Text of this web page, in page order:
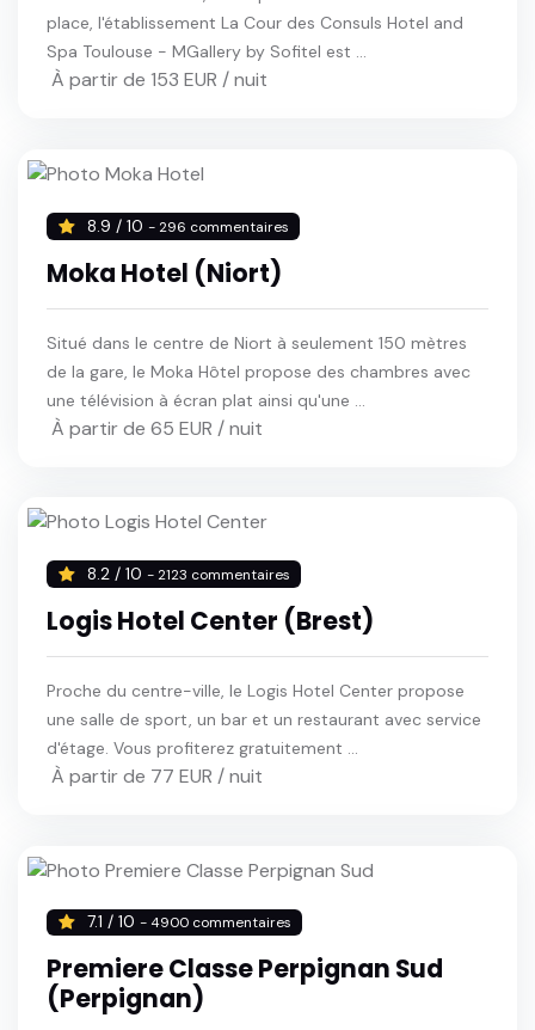
place, l'établissement La Cour des Consuls Hotel and
Spa Toulouse - MGallery by Sofitel est ...
À partir de 153 EUR / nuit
8.9 / 10 - 296 commentaires
Moka Hotel (Niort)
Situé dans le centre de Niort à seulement 150 mètres
de la gare, le Moka Hôtel propose des chambres avec
une télévision à écran plat ainsi qu'une ...
À partir de 65 EUR / nuit
8.2 / 10 - 2123 commentaires
Logis Hotel Center (Brest)
Proche du centre-ville, le Logis Hotel Center propose
une salle de sport, un bar et un restaurant avec service
d'étage. Vous profiterez gratuitement ...
À partir de 77 EUR / nuit
7.1 / 10 - 4900 commentaires
Premiere Classe Perpignan Sud
(Perpignan)